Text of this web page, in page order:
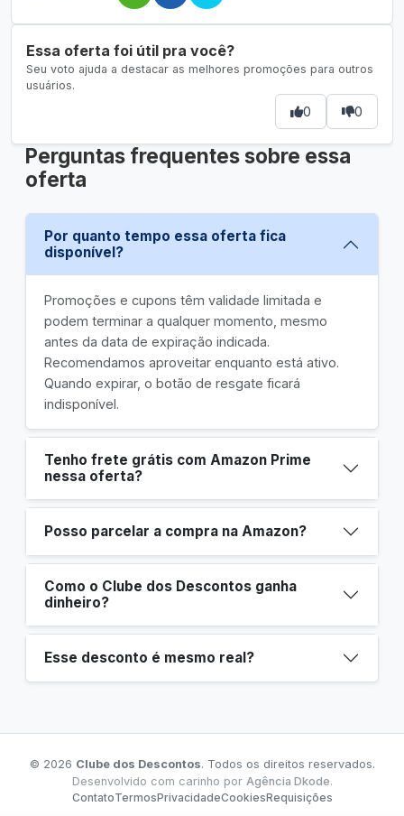
Essa oferta foi útil pra você?
Seu voto ajuda a destacar as melhores promoções para outros
usuários.
0 0
Perguntas frequentes sobre essa
oferta
Por quanto tempo essa oferta fica
disponível?
Promoções e cupons têm validade limitada e
podem terminar a qualquer momento, mesmo
antes da data de expiração indicada.
Recomendamos aproveitar enquanto está ativo.
Quando expirar, o botão de resgate ficará
indisponível.
Tenho frete grátis com Amazon Prime
nessa oferta?
Posso parcelar a compra na Amazon?
Como o Clube dos Descontos ganha
dinheiro?
Esse desconto é mesmo real?
© 2026 Clube dos Descontos. Todos os direitos reservados.
Desenvolvido com carinho por Agência Dkode.
ContatoTermosPrivacidadeCookiesRequisições